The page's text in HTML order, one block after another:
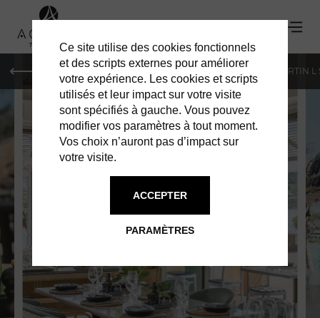
MONACO GENÈVE ST-MARTIN
ROSEWOOD LE
GUANAHANI
Ce site utilise des cookies fonctionnels
et des scripts externes pour améliorer
votre expérience. Les cookies et scripts
utilisés et leur impact sur votre visite
sont spécifiés à gauche. Vous pouvez
modifier vos paramètres à tout moment.
Vos choix n’auront pas d’impact sur
votre visite.
PARAMÈTRES
ACCEPTER